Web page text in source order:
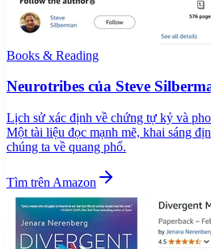
Books & Reading
Neurotribes của Steve
Lịch sử xác định về chứng tự kỷ và
Một tài liệu đọc mạnh mẽ, khai sáng
chúng ta về quang phổ.
Tìm trên Amazon